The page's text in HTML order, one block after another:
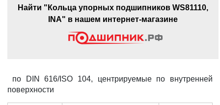
Найти "Кольца упорных подшипников WS81110,
INA" в нашем интернет-магазине
по DIN 616/ISO 104, центрируемые по внутренней
поверхности